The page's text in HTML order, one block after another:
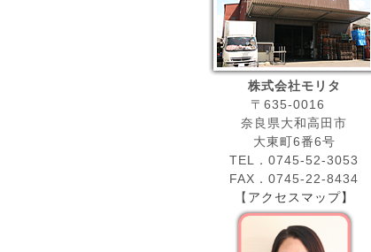
株式会社モリタ
〒635-0016
奈良県大和高田市
大東町6番6号
TEL．0745-52-3053
FAX．0745-22-8434
【 アクセスマップ】